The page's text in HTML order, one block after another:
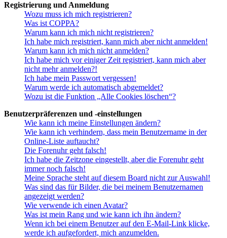
Registrierung und Anmeldung
Wozu muss ich mich registrieren?
Was ist COPPA?
Warum kann ich mich nicht registrieren?
Ich habe mich registriert, kann mich aber nicht anmelden!
Warum kann ich mich nicht anmelden?
Ich habe mich vor einiger Zeit registriert, kann mich aber
nicht mehr anmelden?!
Ich habe mein Passwort vergessen!
Warum werde ich automatisch abgemeldet?
Wozu ist die Funktion „Alle Cookies löschen“?
Benutzerpräferenzen und -einstellungen
Wie kann ich meine Einstellungen ändern?
Wie kann ich verhindern, dass mein Benutzername in der
Online-Liste auftaucht?
Die Forenuhr geht falsch!
Ich habe die Zeitzone eingestellt, aber die Forenuhr geht
immer noch falsch!
Meine Sprache steht auf diesem Board nicht zur Auswahl!
Was sind das für Bilder, die bei meinem Benutzernamen
angezeigt werden?
Wie verwende ich einen Avatar?
Was ist mein Rang und wie kann ich ihn ändern?
Wenn ich bei einem Benutzer auf den E-Mail-Link klicke,
werde ich aufgefordert, mich anzumelden.